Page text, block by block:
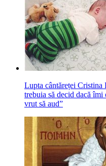
Lupta cântăreței Cristina
trebuia să decid dacă
vrut să aud”